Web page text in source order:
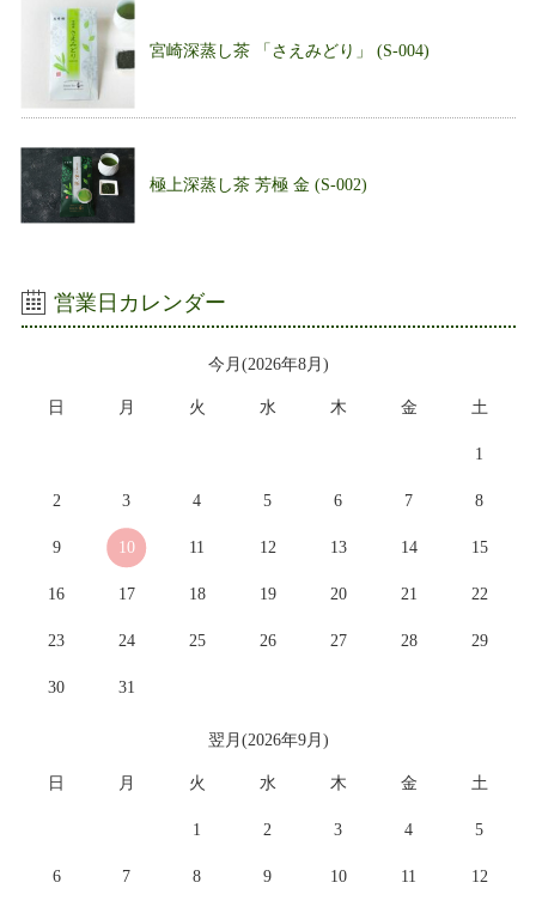
宮崎深蒸し茶 「さえみどり」 (S-004)
極上深蒸し茶 芳極 金 (S-002)
営業日カレンダー
今月(2026年8月)
日 月 火 水 木 金 土
1
2 3 4 5 6 7 8
9 10 11 12 13 14 15
16 17 18 19 20 21 22
23 24 25 26 27 28 29
30 31
翌月(2026年9月)
日 月 火 水 木 金 土
1 2 3 4 5
6 7 8 9 10 11 12